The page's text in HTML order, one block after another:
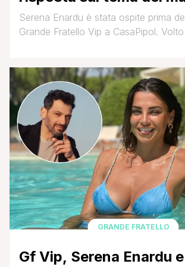
Serena Enardu è stata ospite prima
Grande Fratello Vip a CasaPipol.
tormentata storia d'amore con Pago.
Gabriele Parpiglia, Serena Enardu ha
non sbilanciarsi. Ecco perché: Saprai
GRANDE FRATELLO
Gf Vip, Serena Enardu